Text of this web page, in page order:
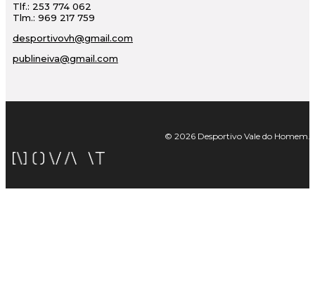
Tlf.: 253 774 062
Tlm.: 969 217 759
desportivovh@gmail.com
publineiva@gmail.com
© 2026 Desportivo Vale do Homem.